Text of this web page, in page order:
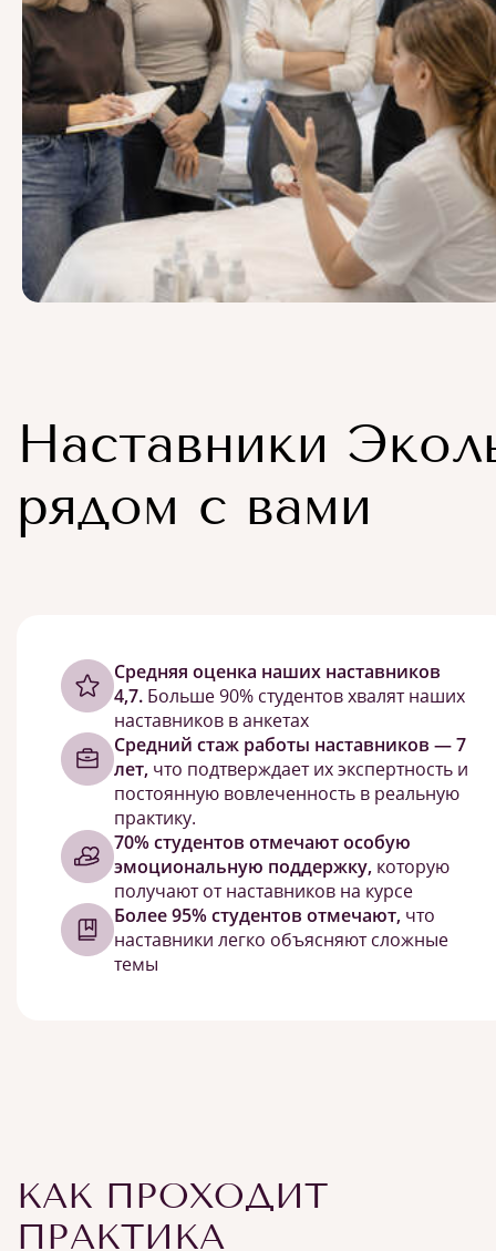
Наставники
рядом с вами
Cредняя оценка наших наставников
4,7. Больше 90% студентов хвалят наших
наставников в анкетах
Средний стаж работы наставников — 7
лет, что подтверждает их экспертность и
постоянную вовлеченность в реальную
практику.
70% студентов отмечают особую
эмоциональную поддержку, которую
получают от наставников на курсе
Более 95% студентов отмечают, что
наставники легко объясняют сложные
темы
КАК ПРОХОДИТ
ПРАКТИКА